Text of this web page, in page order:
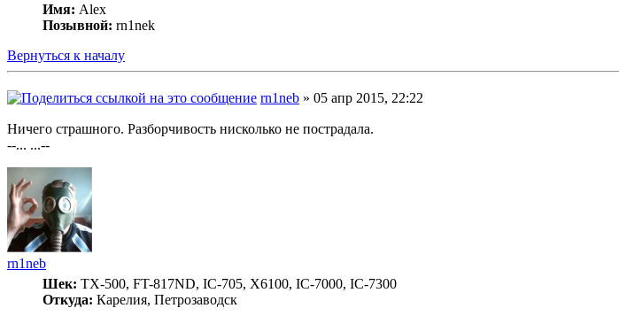
Имя: Alex
Позывной: rn1nek
Вернуться к началу
rn1neb » 05 апр 2015, 22:22
Ничего страшного. Разборчивость нисколько не пострадала.
--... ...--
rn1neb
Шек: TX-500, FT-817ND, IC-705, X6100, IC-7000, IC-7300
Откуда: Карелия, Петрозаводск